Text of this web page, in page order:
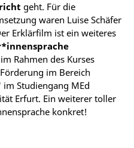
geht. Für die
waren Luise Schäfer
Erklärfilm ist ein weiteres
Rahmen des Kurses
im Bereich
Studiengang MEd
Erfurt. Ein weiterer toller
konkret!